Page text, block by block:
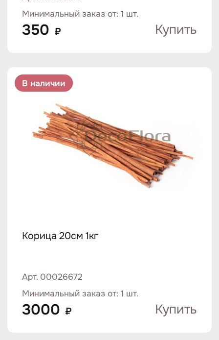
Минимальный заказ от: 1 шт.
350 ₽ Купить
В наличии
Корица 20см 1кг
Арт. 00026672
Минимальный заказ от: 1 шт.
3000 ₽ Купить